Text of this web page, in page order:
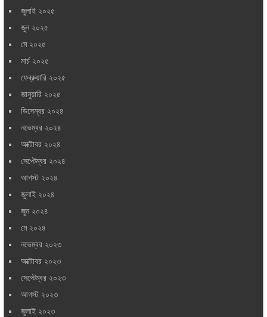
জুলাই ২০২৫
জুন ২০২৫
মে ২০২৫
মার্চ ২০২৫
ফেব্রুয়ারি ২০২৫
জানুয়ারি ২০২৫
ডিসেম্বর ২০২৪
নভেম্বর ২০২৪
অক্টোবর ২০২৪
সেপ্টেম্বর ২০২৪
আগস্ট ২০২৪
জুলাই ২০২৪
জুন ২০২৪
মে ২০২৪
নভেম্বর ২০২৩
অক্টোবর ২০২৩
সেপ্টেম্বর ২০২৩
আগস্ট ২০২৩
জুলাই ২০২৩